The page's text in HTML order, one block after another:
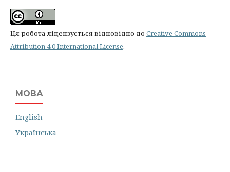
Ця робота ліцензується відповідно до Creative Commons
Attribution 4.0 International License.
МОВА
English
Українська